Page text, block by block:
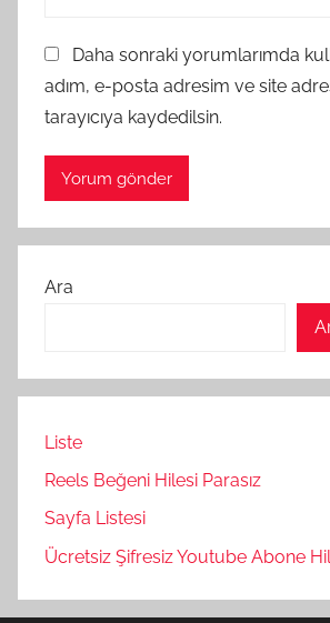
Daha sonraki yorumlarımda
adım, e-posta adresim ve site
tarayıcıya kaydedilsin.
Ara
Liste
Reels Beğeni Hilesi Parasız
Sayfa Listesi
Ücretsiz Şifresiz Youtube Abone